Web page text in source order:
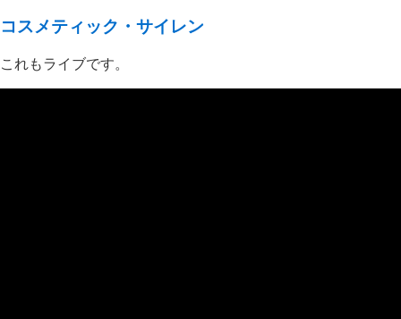
コスメティック・サイレン
これもライブです。